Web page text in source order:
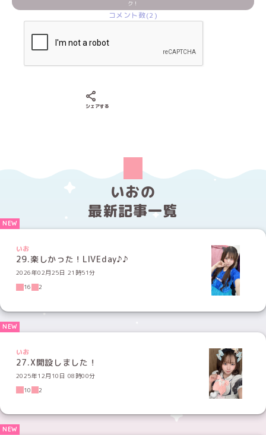
ク！
コメント数(2)
シェアする
いおの
最新記事一覧
いお
29.楽しかった！LIVEday♪♪
2026年02月25日 21時51分
16
2
いお
27.X開設しました！
2025年12月10日 08時00分
10
2